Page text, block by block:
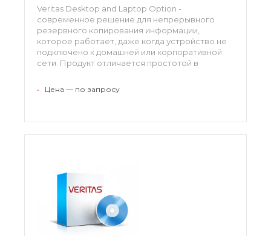
Veritas Desktop and Laptop Option -
современное решение для непрерывного
резервного копирования информации,
которое работает, даже когда устройство не
подключено к домашней или корпоративной
сети. Продукт отличается простотой в
файлы, не прибегая к помощи профессионала.
• Цена — по запросу